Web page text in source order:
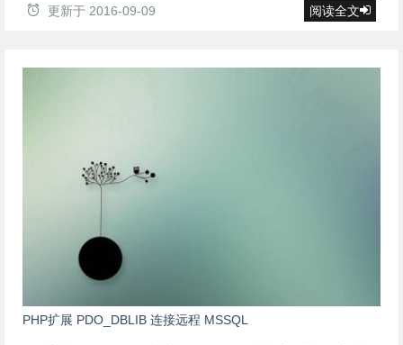
更新于 2016-09-09 阅读全文
PHP扩展 PDO_DBLIB 连接远程 MSSQL